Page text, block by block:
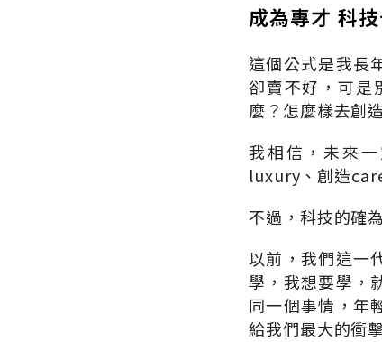
成為專才 科
這個公式是我長
卻賣不好，可是
麼？怎麼樣去創
我相信，未來
luxury、創造
不過，科技的確
以前，我們這一
學，我想要學，
同一個事情，年
給我們最大的衝